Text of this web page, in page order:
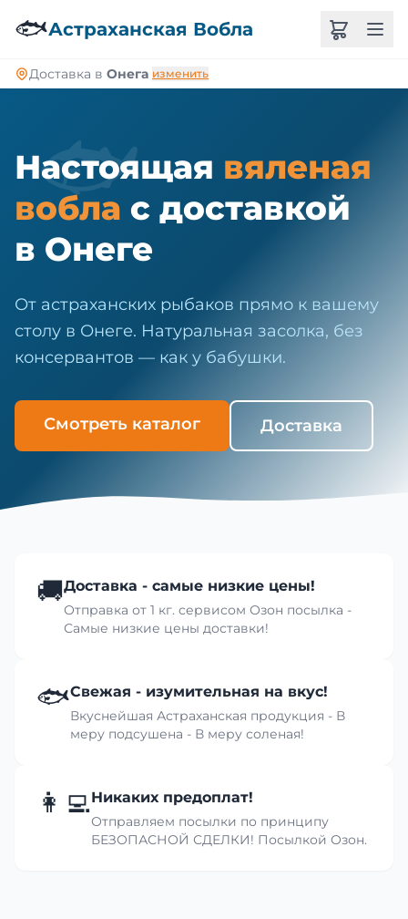
🐟Астраханская Вобла
Доставка в Онега изменить
🐟
Настоящая вяленая
вобла с доставкой
в Онеге
От астраханских рыбаков прямо к вашему
столу в Онеге. Натуральная засолка, без
консервантов — как у бабушки.
Смотреть каталог Доставка
🚚Доставка - самые низкие цены!
Отправка от 1 кг. сервисом Озон посылка -
Самые низкие цены доставки!
🐟Свежая - изумительная на вкус!
Вкуснейшая Астраханская продукция - В
меру подсушена - В меру соленая!
👩‍💻Никаких предоплат!
Отправляем посылки по принципу
БЕЗОПАСНОЙ СДЕЛКИ! Посылкой Озон.